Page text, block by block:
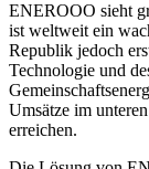
ENEROOO sieht
ist weltweit ein
Republik jedoch
Technologie und
Umsätze im
erreichen.